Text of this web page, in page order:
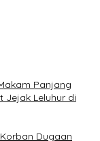
Panjang
Jejak Leluhur di
Dugaan